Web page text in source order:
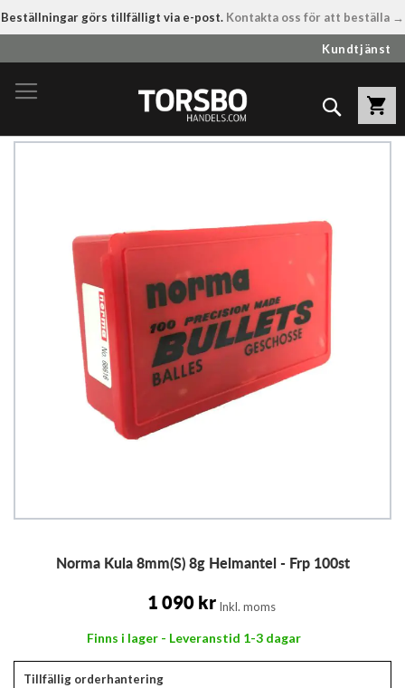
Beställningar görs tillfälligt via e-post. Kontakta oss för att beställa →
till
innehållet
Kundtjänst
Sök
Norma Kula 8mm(S) 8g Helmantel - Frp 100st
1 090 kr Inkl. moms
Finns i lager - Leveranstid 1-3 dagar
Tillfällig orderhantering